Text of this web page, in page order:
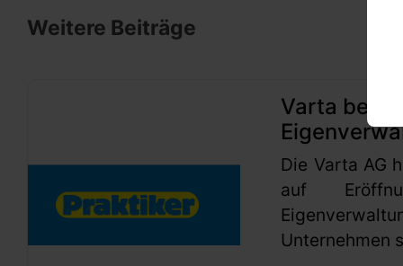
Weitere Beiträge
Varta
Die Varta AG
auf
Unternehmen